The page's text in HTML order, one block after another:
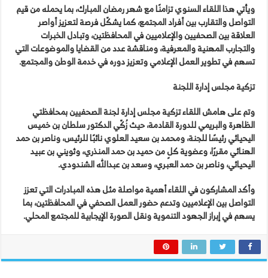
ويأتي هذا اللقاء السنوي تزامنًا مع شهر رمضان المبارك، بما يحمله من قيم
التواصل والتقارب بين أفراد المجتمع، كما يشكّل فرصة لتعزيز أواصر
العلاقة بين الصحفيين والإعلاميين في المحافظتين، وتبادل الخبرات
والتجارب المهنية والمعرفية، ومناقشة عدد من القضايا والموضوعات التي
تسهم في تطوير العمل الإعلامي وتعزيز دوره في خدمة الوطن والمجتمع.
تزكية مجلس إدارة اللجنة
وتم على هامش اللقاء تزكية مجلس إدارة لجنة الصحفيين بمحافظتي
الظاهرة والبريمي للدورة القادمة، حيث زُكّي الدكتور سلطان بن خميس
اليحيائي رئيسًا للجنة، ومحمد بن سعيد العلوي نائبًا للرئيس، وناصر بن حمد
الهنائي مقررًا، وعضوية كلٍ من حميد بن حمد المنذري، وثويني بن عبيد
اليحيائي، وناصر بن حمد العبري، وسعد بن عبدالله الشندودي.
وأكد المشاركون في اللقاء أهمية مواصلة مثل هذه المبادرات التي تعزز
التواصل بين الإعلاميين وتدعم حضور العمل الصحفي في المحافظتين، بما
يسهم في إبراز الجهود التنموية ونقل الصورة الإيجابية للمجتمع المحلي.